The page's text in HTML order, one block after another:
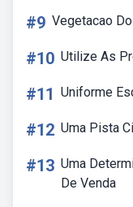
#9 Vegetacao
#10 Utilize As
#11 Uniforme
#12 Uma Pista
#13 Uma
De Venda